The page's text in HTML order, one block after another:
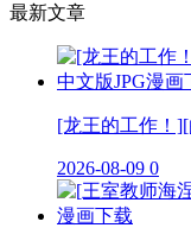
最新文章
[龙王的工作！
2026-08-09 0